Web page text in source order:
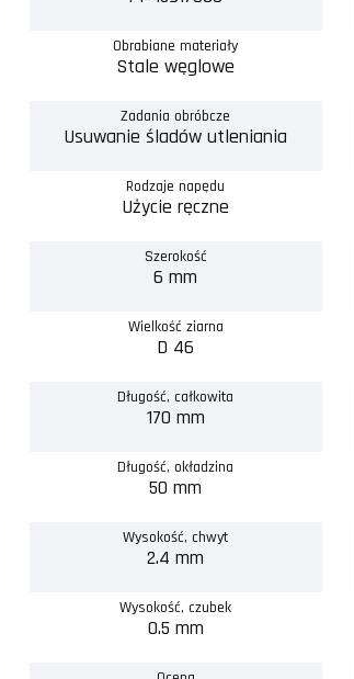
Obrabiane materiały
Stale węglowe
Zadania obróbcze
Usuwanie śladów utleniania
Rodzaje napędu
Użycie ręczne
Szerokość
6 mm
Wielkość ziarna
D 46
Długość, całkowita
170 mm
Długość, okładzina
50 mm
Wysokość, chwyt
2.4 mm
Wysokość, czubek
0.5 mm